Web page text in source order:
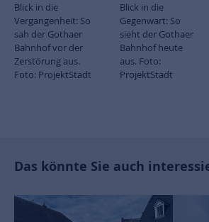
Blick in die
Vergangenheit: So
sah der Gothaer
Bahnhof vor der
Zerstörung aus.
Foto: ProjektStadt
Blick in die
Gegenwart: So
sieht der Gothaer
Bahnhof heute
aus. Foto:
ProjektStadt
Das könnte Sie auch